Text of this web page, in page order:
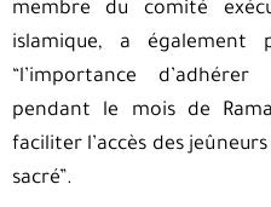
membre du comité
islamique, a également
“l’importance
pendant le mois de
faciliter l’accès des
sacré”.